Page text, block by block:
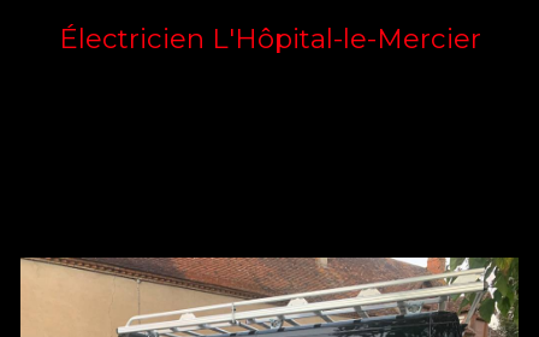
Électricien L'Hôpital-le-Mercier